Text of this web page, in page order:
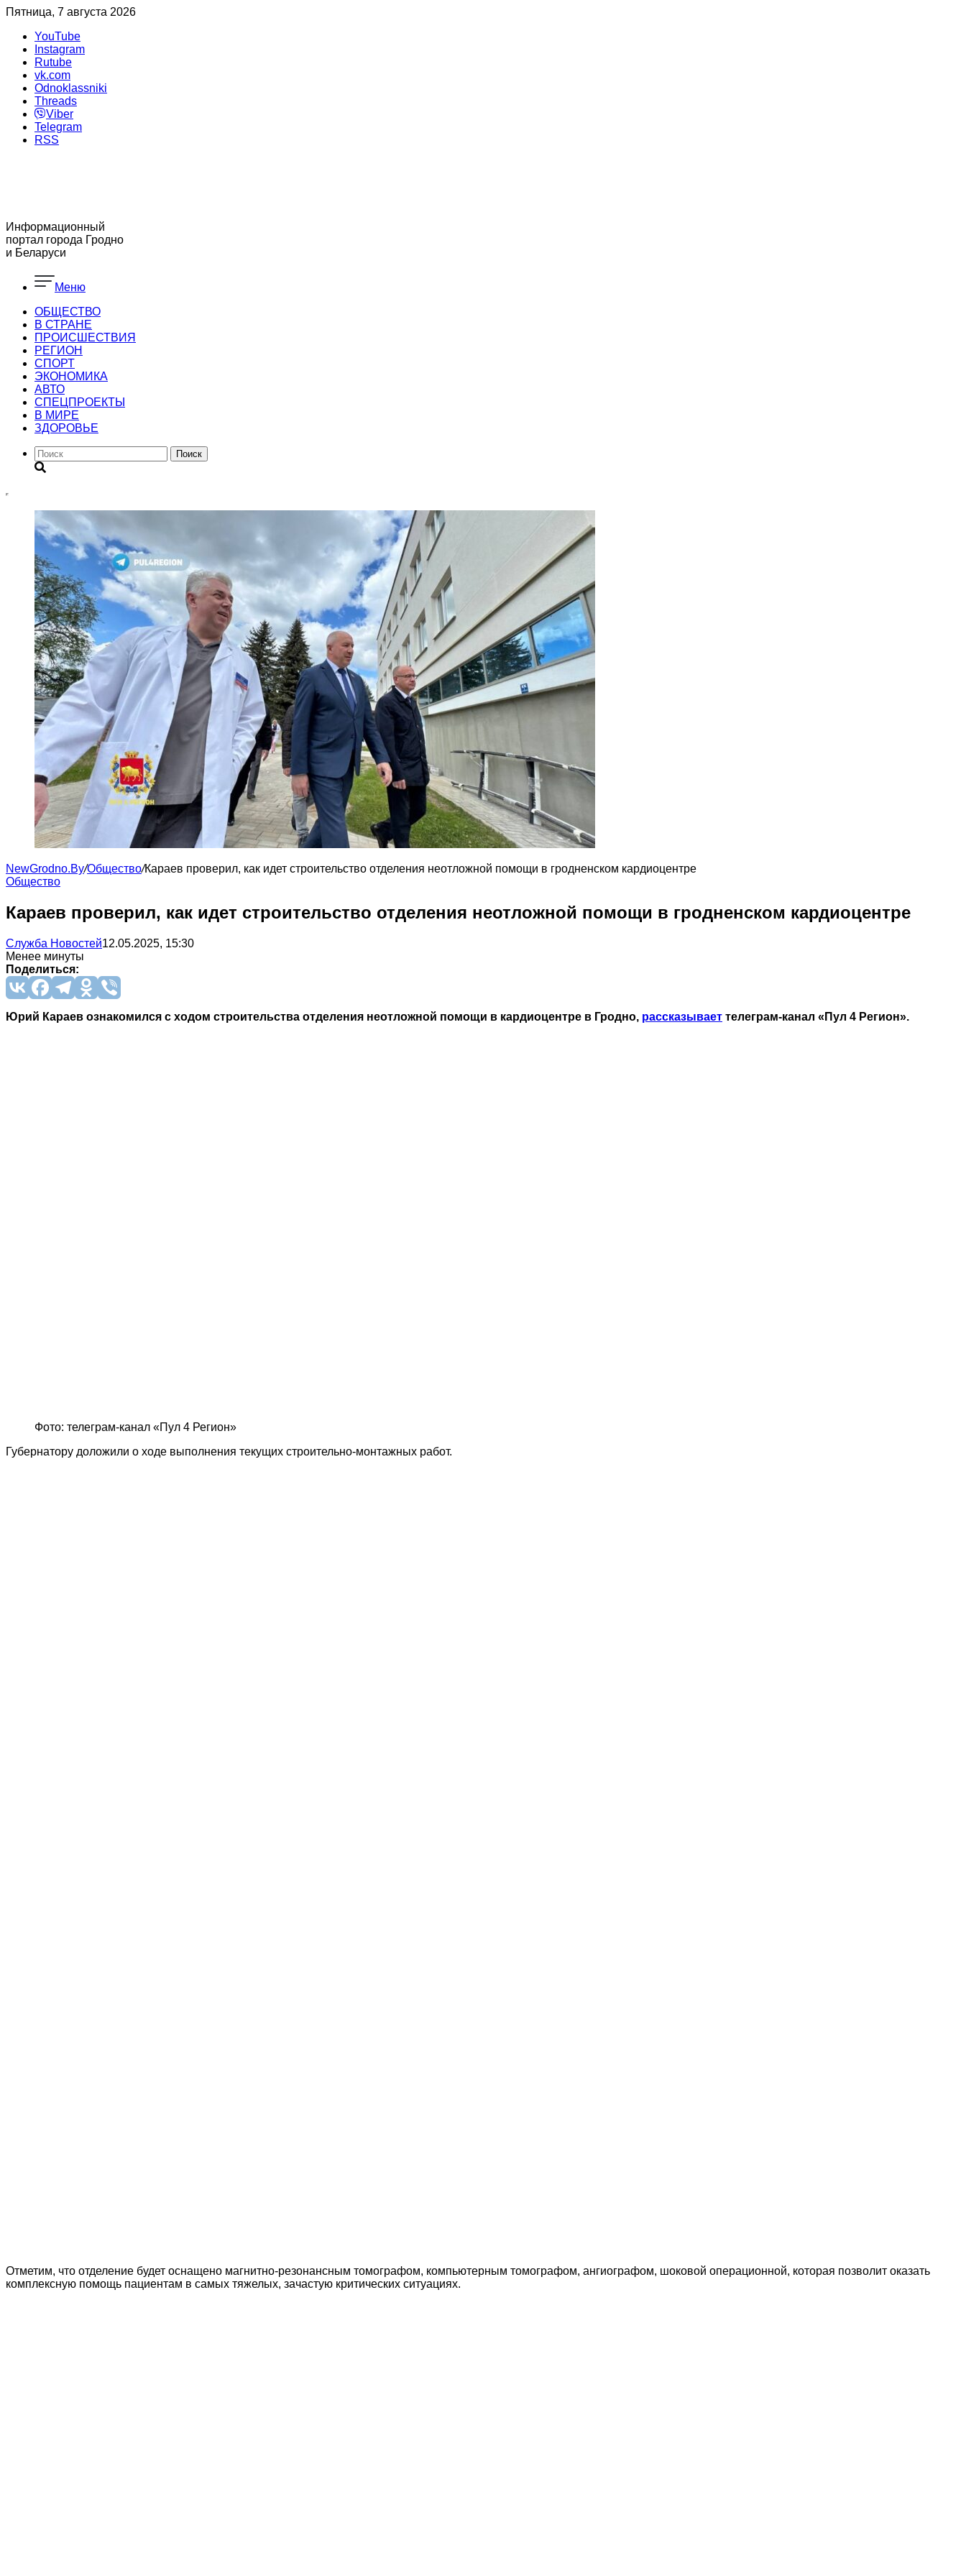
Пятница, 7 августа 2026
YouTube
Instagram
Rutube
vk.com
Odnoklassniki
Threads
Viber
Telegram
RSS
Информационный
портал города Гродно
и Беларуси
Меню
ОБЩЕСТВО
В СТРАНЕ
ПРОИСШЕСТВИЯ
РЕГИОН
CПОРТ
ЭКОНОМИКА
АВТО
СПЕЦПРОЕКТЫ
В МИРЕ
ЗДОРОВЬЕ
Поиск
NewGrodno.By/Общество/Караев проверил, как идет строительство отделения неотложной помощи в гродненском кардиоцентре
Общество
Караев проверил, как идет строительство отделения неотложной помощи в гродненском кардиоцентре
Служба Новостей12.05.2025, 15:30
Менее минуты
Поделиться:
Юрий Караев ознакомился с ходом строительства отделения неотложной помощи в кардиоцентре в Гродно, рассказывает телеграм-канал «Пул 4 Регион».
Фото: телеграм-канал «Пул 4 Регион»
Губернатору доложили о ходе выполнения текущих строительно-монтажных работ.
Отметим, что отделение будет оснащено магнитно-резонансным томографом, компьютерным томографом, ангиографом, шоковой операционной, которая позволит оказать
комплексную помощь пациентам в самых тяжелых, зачастую критических ситуациях.